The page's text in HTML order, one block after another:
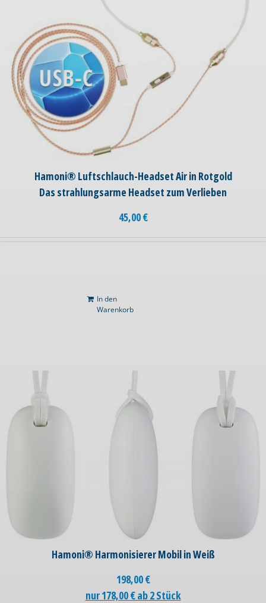
Hamoni® Luftschlauch-Headset Air in Rotgold
Das strahlungsarme Headset zum Verlieben
45,00€
In den
Warenkorb
Hamoni® Harmonisierer Mobil in Weiß
198,00€
nur 178,00 € ab 2 Stück